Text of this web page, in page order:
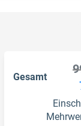
Gesamt